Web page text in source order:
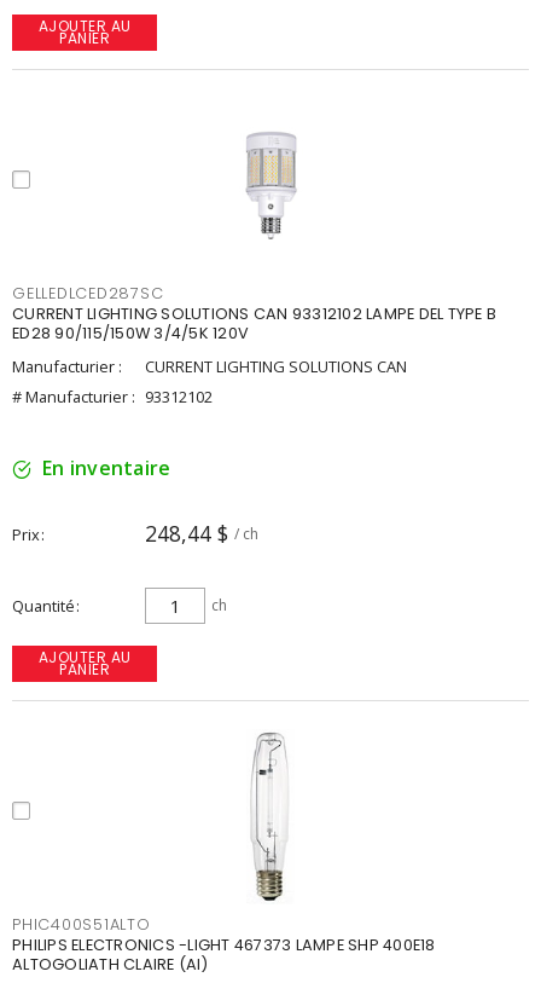
AJOUTER AU
PANIER
GELLEDLCED287SC
CURRENT LIGHTING SOLUTIONS CAN 93312102 LAMPE DEL TYPE B
ED28 90/115/150W 3/4/5K 120V
Manufacturier :
CURRENT LIGHTING SOLUTIONS CAN
# Manufacturier : 93312102
En inventaire
Prix 248,44 $ / ch
Quantité ch
AJOUTER AU
PANIER
PHIC400S51ALTO
PHILIPS ELECTRONICS -LIGHT 467373 LAMPE SHP 400E18
ALTOGOLIATH CLAIRE (AI)